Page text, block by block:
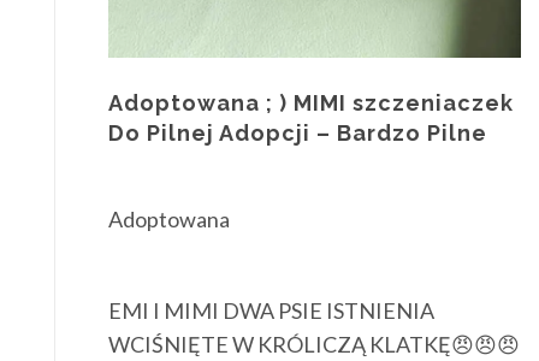
Adoptowana ; ) MIMI szczeniaczek
Do Pilnej Adopcji – Bardzo Pilne
Adoptowana
EMI I MIMI DWA PSIE ISTNIENIA
WCIŚNIĘTE W KRÓLICZĄ KLATKĘ😠😠😠